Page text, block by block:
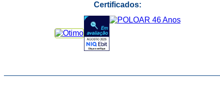
Certificados: